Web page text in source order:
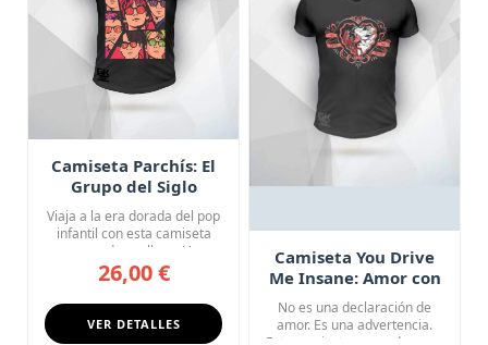
Camiseta Parchís: El
Grupo del Siglo
Viaja a la era dorada del pop
infantil con esta camiseta
negra de cuello en V...
26,00 €
VER DETALLES
Camiseta You Drive
Me Insane: Amor con
Consecuencias
No es una declaración de
amor. Es una advertencia.